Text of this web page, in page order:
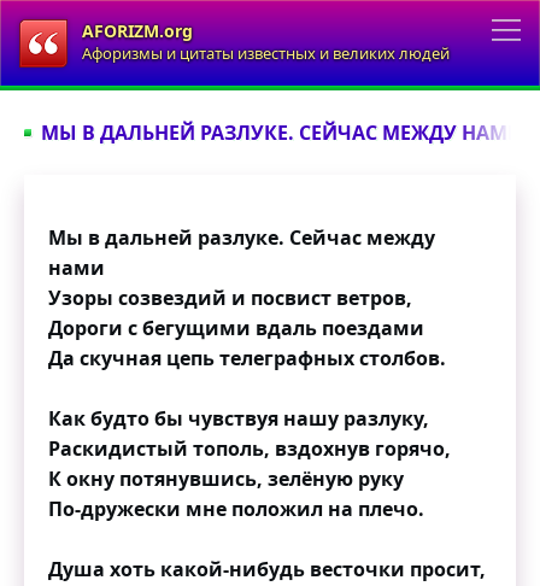
AFORIZM.org
Афоризмы и цитаты известных и великих людей
МЫ В ДАЛЬНЕЙ РАЗЛУКЕ. СЕЙЧАС МЕЖДУ НАМИ...
Мы в дальней разлуке. Сейчас между
нами
Узоры созвездий и посвист ветров,
Дороги с бегущими вдаль поездами
Да скучная цепь телеграфных столбов.
Как будто бы чувствуя нашу разлуку,
Раскидистый тополь, вздохнув горячо,
К окну потянувшись, зелёную руку
По-дружески мне положил на плечо.
Душа хоть какой-нибудь весточки просит,